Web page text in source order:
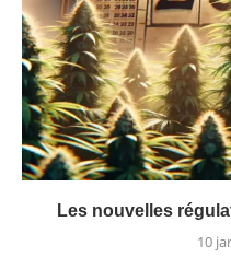
Les nouvelles
10